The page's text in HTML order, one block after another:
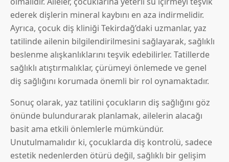
ederek dişlerin mineral kaybını en aza indirmelidir.
Ayrıca, çocuk diş kliniği Tekirdağ’daki uzmanlar, yaz
tatilinde ailenin bilgilendirilmesini sağlayarak, sağlıklı
beslenme alışkanlıklarını teşvik edebilirler. Tatillerde
sağlıklı atıştırmalıklar, çürümeyi önlemede ve genel
diş sağlığını korumada önemli bir rol oynamaktadır.
Sonuç olarak, yaz tatilini çocukların diş sağlığını göz
önünde bulundurarak planlamak, ailelerin alacağı
basit ama etkili önlemlerle mümkündür.
Unutulmamalıdır ki, çocuklarda diş kontrolü, sadece
estetik nedenlerden ötürü değil, sağlıklı bir gelişim